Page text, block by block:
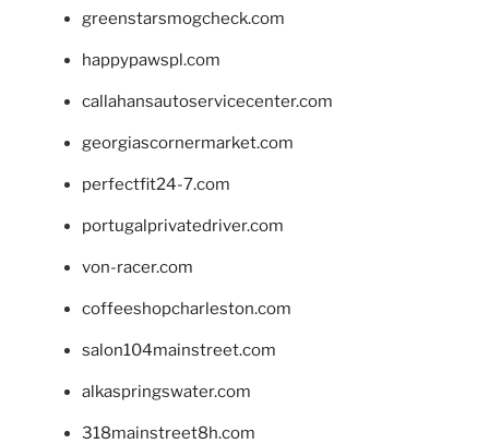
greenstarsmogcheck.com
happypawspl.com
callahansautoservicecenter.com
georgiascornermarket.com
perfectfit24-7.com
portugalprivatedriver.com
von-racer.com
coffeeshopcharleston.com
salon104mainstreet.com
alkaspringswater.com
318mainstreet8h.com